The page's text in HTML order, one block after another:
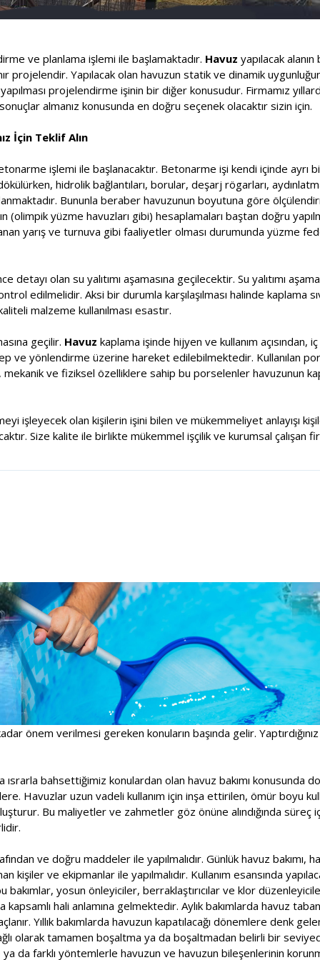
ve planlama işlemi ile başlamaktadır. Havuz yapılacak
projelendir. Yapılacak olan havuzun statik ve dinamik
projelendirme işinin bir diğer konusudur. Firmamız
almanız konusunda en doğru seçenek olacaktır sizin için.
İçin Teklif Alın
işlemi ile başlanacaktır. Betonarme işi kendi içinde
hidrolik bağlantıları, borular, deşarj rögarları,
Bununla beraber havuzunun boyutuna göre
(olimpik yüzme havuzları gibi) hesaplamaları baştan doğru
yarış ve turnuva gibi faaliyetler olması durumunda yüzme
detayı olan su yalıtımı aşamasına geçilecektir. Su yalıtımı
edilmelidir. Aksi bir durumla karşılaşılması halinde kaplama
malzeme kullanılması esastır.
geçilir. Havuz kaplama işinde hijyen ve kullanım açısından,
ve yönlendirme üzerine hareket edilebilmektedir. Kullanılan
ve fiziksel özelliklere sahip bu porselenler havuzunun
işleyecek olan kişilerin işini bilen ve mükemmeliyet anlayışı
Size kalite ile birlikte mükemmel işçilik ve kurumsal çalışan
önem verilmesi gereken konuların başında gelir.
ısrarla bahsettiğimiz konulardan olan havuz bakımı konusunda
Havuzlar uzun vadeli kullanım için inşa ettirilen, ömür boyu
Bu maliyetler ve zahmetler göz önüne alındığında süreç
ve doğru maddeler ile yapılmalıdır. Günlük havuz bakımı,
kişiler ve ekipmanlar ile yapılmalıdır. Kullanım esansında
bakımlar, yosun önleyiciler, berraklaştırıcılar ve klor
kapsamlı hali anlamına gelmektedir. Aylık bakımlarda havuz
Yıllık bakımlarda havuzun kapatılacağı dönemlere denk
olarak tamamen boşaltma ya da boşaltmadan belirli bir
da farklı yöntemlerle havuzun ve havuzun bileşenlerinin